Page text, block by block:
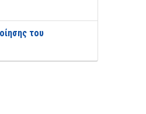
του